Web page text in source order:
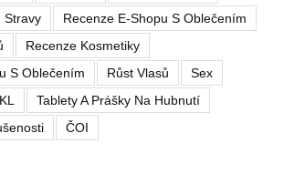
Stravy
Recenze E-Shopu S Oblečením
Recenze Kosmetiky
S Oblečením
Růst Vlasů
Sex
Tablety A Prášky Na Hubnutí
ČOI